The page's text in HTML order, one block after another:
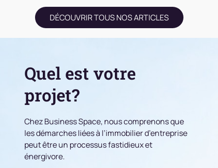
DÉCOUVRIR TOUS NOS ARTICLES
Quel est votre
projet?
Chez Business Space, nous comprenons que
les démarches liées à l’immobilier d’entreprise
peut être un processus fastidieux et
énergivore.